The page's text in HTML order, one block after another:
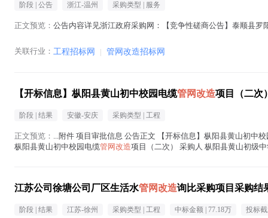
阶段 | 公告 浙江-温州 采购类型 | 服务
正文预览： 公告内容详见浙江政府采购网：【竞争性磋商公告】泰顺县罗
关联行业： 工程招标网 | 管网改造招标网
【开标信息】枞阳县黄山初中校园电缆管网改造项目（二次
阶段 | 结果 安徽-安庆 采购类型 | 工程
正文预览： ...附件 项目审批信息 公告正文 【开标信息】枞阳县黄山初中
枞阳县黄山初中校园电缆管网改造项目（二次） 采购人 枞阳县黄山初级
江苏公司徐塘公司厂区生活水管网改造询比采购项目采购结
阶段 | 结果 江苏-徐州 采购类型 | 工程 中标金额 | 77.18万 投标